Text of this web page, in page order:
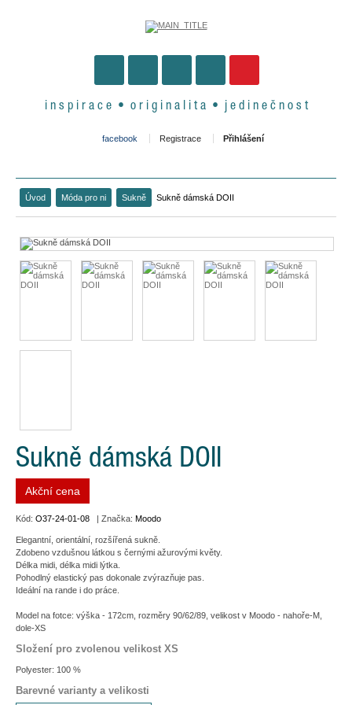
i n s p i r a c e • o r i g i n a l i t a • j e d i n e č n o s t
facebook Registrace Přihlášení
Úvod Móda pro ni Sukně Sukně dámská DOII
Sukně dámská DOII
Akční cena
Kód: O37-24-01-08 | Značka: Moodo
Elegantní, orientální, rozšířená sukně.
Zdobeno vzdušnou látkou s černými ažurovými květy.
Délka midi, délka midi lýtka.
Pohodlný elastický pas dokonale zvýrazňuje pas.
Ideální na rande i do práce.
Model na fotce: výška - 172cm, rozměry 90/62/89, velikost v Moodo - nahoře-M,
dole-XS
Složení pro zvolenou velikost XS
Polyester: 100 %
Barevné varianty a velikosti